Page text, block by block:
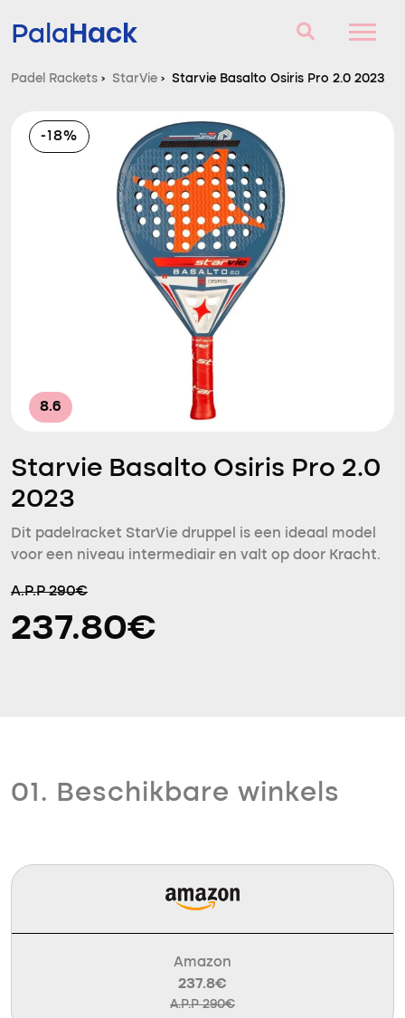
PalaHack
Vragen en antwoorden
Vergelijker
Padel Rackets › StarVie › Starvie Basalto Osiris Pro 2.0 2023
-18%
8.6
Starvie Basalto Osiris Pro 2.0
2023
Dit padelracket StarVie druppel is een ideaal model
voor een niveau intermediair en valt op door Kracht.
A.P.P 290€
237.80€
01. Beschikbare winkels
Amazon
237.8€
A.P.P 290€